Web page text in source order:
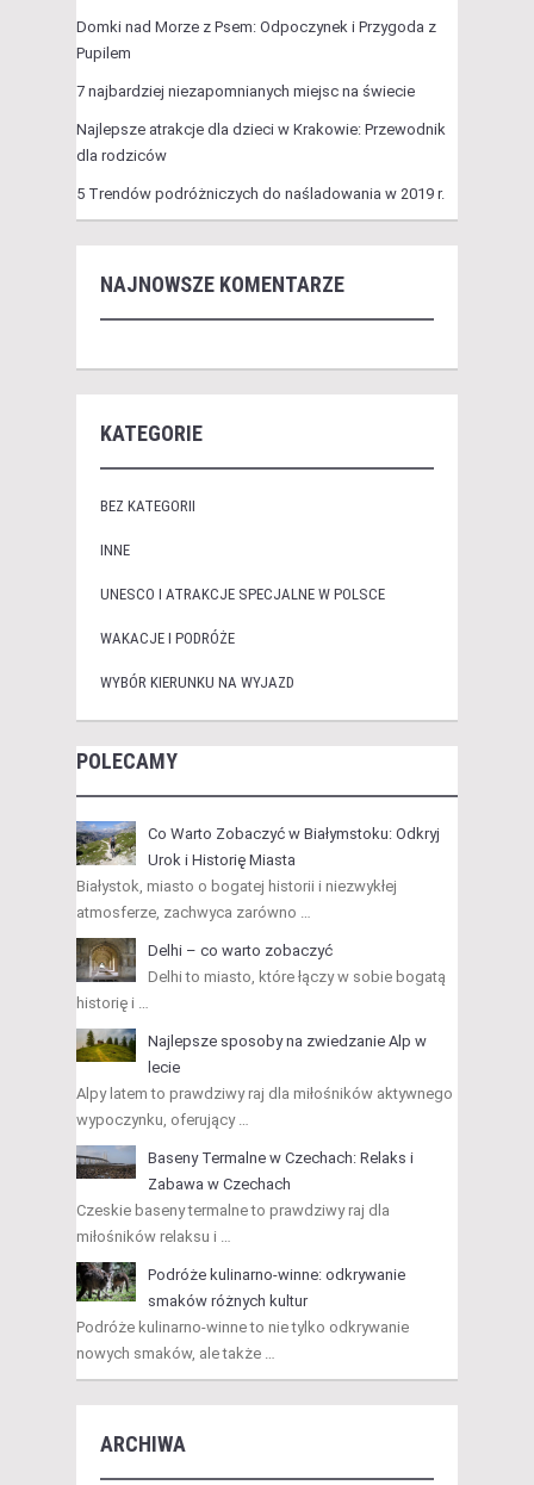
Domki nad Morze z Psem: Odpoczynek i Przygoda z
Pupilem
7 najbardziej niezapomnianych miejsc na świecie
Najlepsze atrakcje dla dzieci w Krakowie: Przewodnik
dla rodziców
5 Trendów podróżniczych do naśladowania w 2019 r.
NAJNOWSZE KOMENTARZE
KATEGORIE
BEZ KATEGORII
INNE
UNESCO I ATRAKCJE SPECJALNE W POLSCE
WAKACJE I PODRÓŻE
WYBÓR KIERUNKU NA WYJAZD
POLECAMY
Co Warto Zobaczyć w Białymstoku: Odkryj
Urok i Historię Miasta
Białystok, miasto o bogatej historii i niezwykłej
atmosferze, zachwyca zarówno …
Delhi – co warto zobaczyć
Delhi to miasto, które łączy w sobie bogatą
historię i …
Najlepsze sposoby na zwiedzanie Alp w
lecie
Alpy latem to prawdziwy raj dla miłośników aktywnego
wypoczynku, oferujący …
Baseny Termalne w Czechach: Relaks i
Zabawa w Czechach
Czeskie baseny termalne to prawdziwy raj dla
miłośników relaksu i …
Podróże kulinarno-winne: odkrywanie
smaków różnych kultur
Podróże kulinarno-winne to nie tylko odkrywanie
nowych smaków, ale także …
ARCHIWA